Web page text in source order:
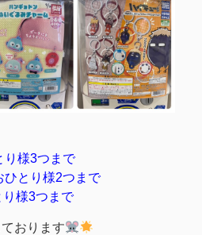
り様3つまで
ひとり様2つまで
様3つまで
おります